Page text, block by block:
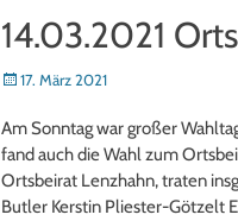
14.03.2021
Posted
17. März 2021
Am Sonntag war großer
fand auch die Wahl zum
Ortsbeirat Lenzhahn, traten
Butler Kerstin Pliester-Götzelt